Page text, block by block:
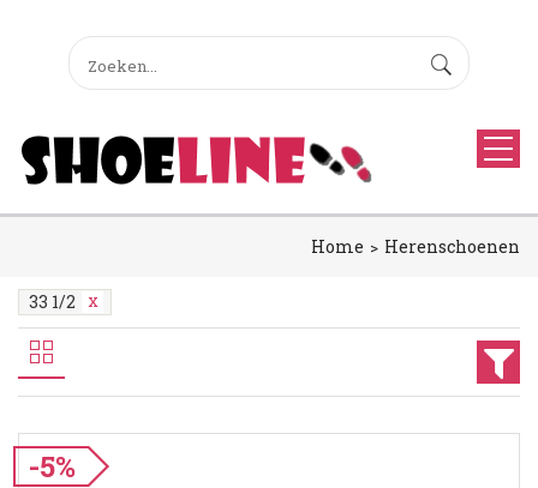
Home Herenschoenen
33 1/2
-5%